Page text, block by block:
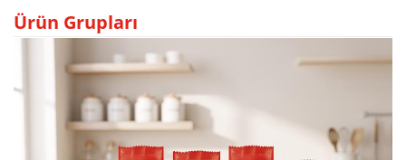
Ürün Grupları